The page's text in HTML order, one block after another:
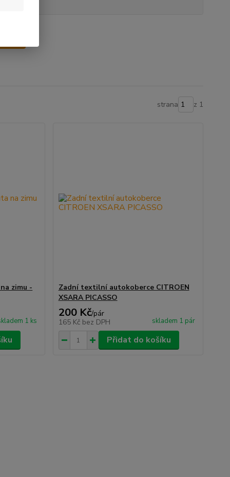
strana z 1
zimu -
1 ks
Zadní textilní autokoberce CITROEN
XSARA PICASSO
200 Kč/pár
165 Kč bez DPH skladem 1 pár
Přidat do košíku